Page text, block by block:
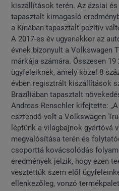
kiszállítások terén. Az ázsiai
tapasztalt kimagasló
a Kínában tapasztalt pozitív
A 2017-es év ugyanakkor az
évnek bizonyult a Volkswagen
márkája számára. Összesen
ügyfeleiknek, amely közel 8
évben regisztrált kiszállítások
Brazíliában tapasztalt
Andreas Renschler kifejtette:
esztendő volt a Volkswagen
léptünk a világbajnok gyártóvá
megvalósítása terén és
csoporttá kovácsolódás
eredmények jelzik, hogy ezen
vesztettük szem elől
ellenkezőleg, vonzó